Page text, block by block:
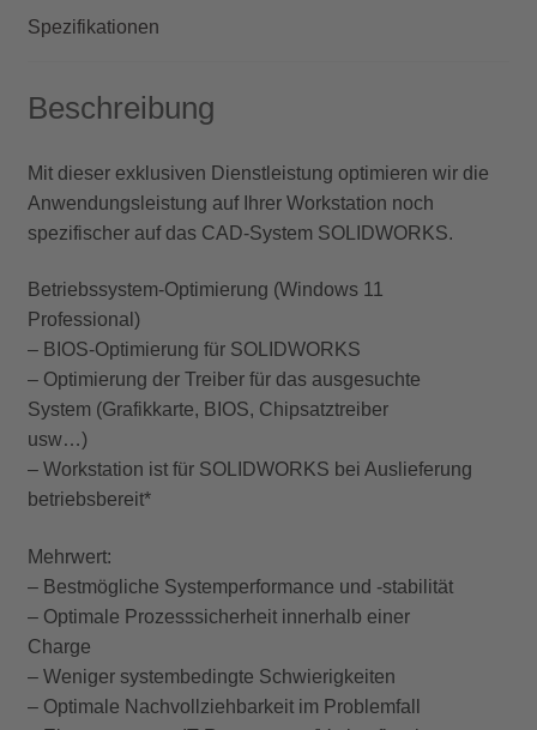
Spezifikationen
Beschreibung
Mit dieser exklusiven Dienstleistung optimieren wir die
Anwendungsleistung auf Ihrer Workstation noch
spezifischer auf das CAD-System SOLIDWORKS.
Betriebssystem-Optimierung (Windows 11
Professional)
– BIOS-Optimierung für SOLIDWORKS
– Optimierung der Treiber für das ausgesuchte
System (Grafikkarte, BIOS, Chipsatztreiber
usw…)
– Workstation ist für SOLIDWORKS bei Auslieferung
betriebsbereit*
Mehrwert:
– Bestmögliche Systemperformance und -stabilität
– Optimale Prozesssicherheit innerhalb einer
Charge
– Weniger systembedingte Schwierigkeiten
– Optimale Nachvollziehbarkeit im Problemfall